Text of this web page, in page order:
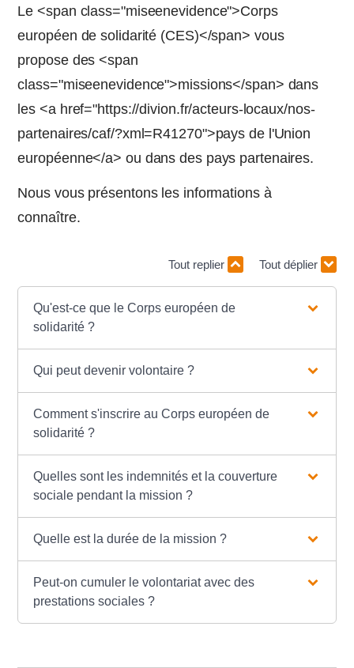
Le <span class="miseenevidence">Corps
européen de solidarité (CES)</span> vous
propose des <span
class="miseenevidence">missions</span> dans
les <a href="https://divion.fr/acteurs-locaux/nos-
partenaires/caf/?xml=R41270">pays de l'Union
européenne</a> ou dans des pays partenaires.
Nous vous présentons les informations à
connaître.
Tout replier Tout déplier
Qu'est-ce que le Corps européen de
solidarité ?
Qui peut devenir volontaire ?
Comment s'inscrire au Corps européen de
solidarité ?
Quelles sont les indemnités et la couverture
sociale pendant la mission ?
Quelle est la durée de la mission ?
Peut-on cumuler le volontariat avec des
prestations sociales ?